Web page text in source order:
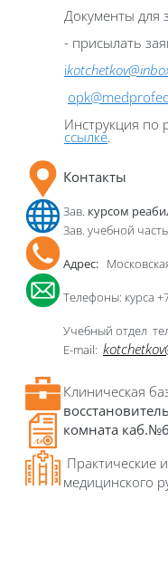
Документы для
- присылать
ikotchetkov@
Инструкция по
ссылке.
Контакты
Зав. курсом
Зав. учебной
Адрес:
Телефоны: курса
Учебный отдел
E-mail: kotchetkov
Клиническая
комната
Практические
медицинского